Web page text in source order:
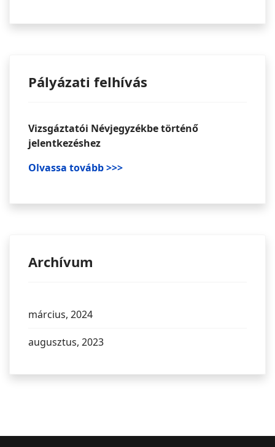
Pályázati felhívás
Vizsgáztatói Névjegyzékbe történő
jelentkezéshez
Olvassa tovább >>>
Archívum
március, 2024
augusztus, 2023